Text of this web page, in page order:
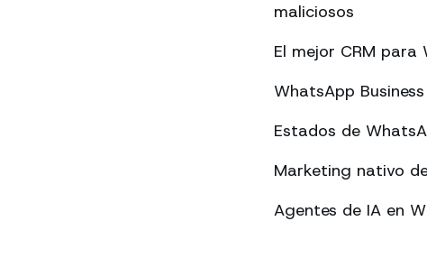
maliciosos
El mejor CRM
WhatsApp
Estados de
Marketing nativo
Agentes de IA en